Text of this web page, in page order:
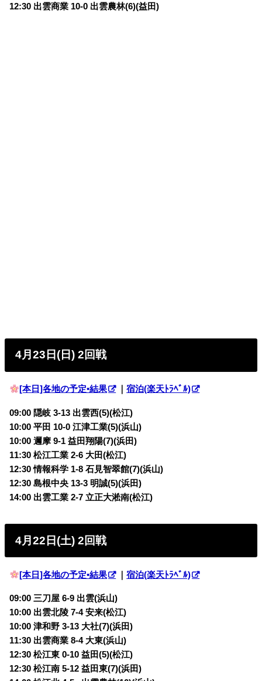
12:30 出雲商業 10-0 出雲農林(6)(益田)
4月23日(日) 2回戦
[本日]各地の予定•結果 ｜宿泊(楽天ﾄﾗﾍﾞﾙ)
09:00 隠岐 3-13 出雲西(5)(松江)
10:00 平田 10-0 江津工業(5)(浜山)
10:00 邇摩 9-1 益田翔陽(7)(浜田)
11:30 松江工業 2-6 大田(松江)
12:30 情報科学 1-8 石見智翠館(7)(浜山)
12:30 島根中央 13-3 明誠(5)(浜田)
14:00 出雲工業 2-7 立正大淞南(松江)
4月22日(土) 2回戦
[本日]各地の予定•結果 ｜宿泊(楽天ﾄﾗﾍﾞﾙ)
09:00 三刀屋 6-9 出雲(浜山)
10:00 出雲北陵 7-4 安来(松江)
10:00 津和野 3-13 大社(7)(浜田)
11:30 出雲商業 8-4 大東(浜山)
12:30 松江東 0-10 益田(5)(松江)
12:30 松江南 5-12 益田東(7)(浜田)